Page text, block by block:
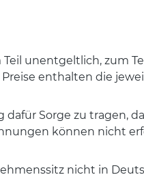
Teil unentgeltlich, zum
enthalten die
dafür Sorge zu
können nicht
nicht in